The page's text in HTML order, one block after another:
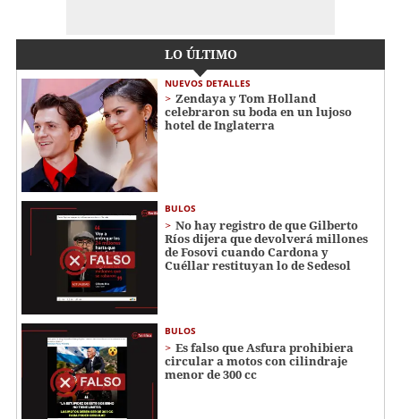
LO ÚLTIMO
NUEVOS DETALLES
Zendaya y Tom Holland
celebraron su boda en un lujoso
hotel de Inglaterra
BULOS
No hay registro de que Gilberto
Ríos dijera que devolverá millones
de Fosovi cuando Cardona y
Cuéllar restituyan lo de Sedesol
BULOS
Es falso que Asfura prohibiera
circular a motos con cilindraje
menor de 300 cc